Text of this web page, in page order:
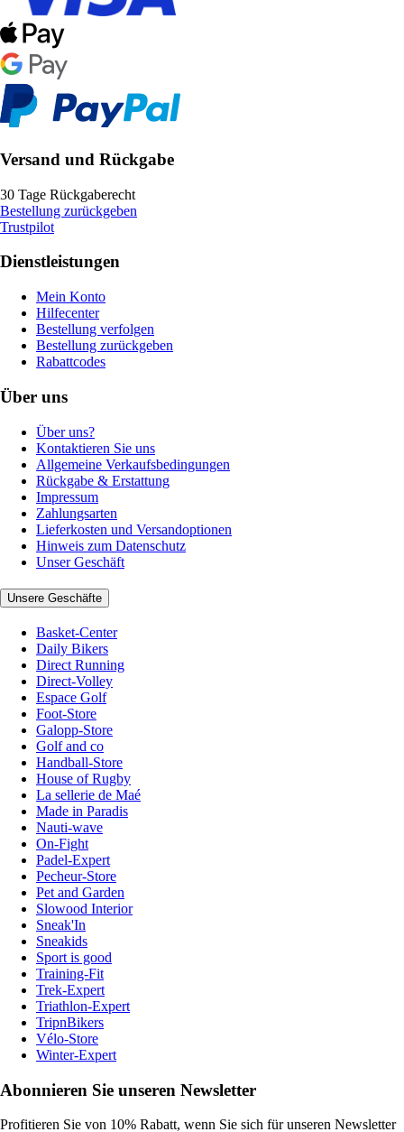
Versand und Rückgabe
30 Tage Rückgaberecht
Bestellung zurückgeben
Trustpilot
Dienstleistungen
Mein Konto
Hilfecenter
Bestellung verfolgen
Bestellung zurückgeben
Rabattcodes
Über uns
Über uns?
Kontaktieren Sie uns
Allgemeine Verkaufsbedingungen
Rückgabe & Erstattung
Impressum
Zahlungsarten
Lieferkosten und Versandoptionen
Hinweis zum Datenschutz
Unser Geschäft
Unsere Geschäfte
Basket-Center
Daily Bikers
Direct Running
Direct-Volley
Espace Golf
Foot-Store
Galopp-Store
Golf and co
Handball-Store
House of Rugby
La sellerie de Maé
Made in Paradis
Nauti-wave
On-Fight
Padel-Expert
Pecheur-Store
Pet and Garden
Slowood Interior
Sneak'In
Sneakids
Sport is good
Training-Fit
Trek-Expert
Triathlon-Expert
TripnBikers
Vélo-Store
Winter-Expert
Abonnieren Sie unseren Newsletter
Profitieren Sie von 10% Rabatt, wenn Sie sich für unseren Newsletter